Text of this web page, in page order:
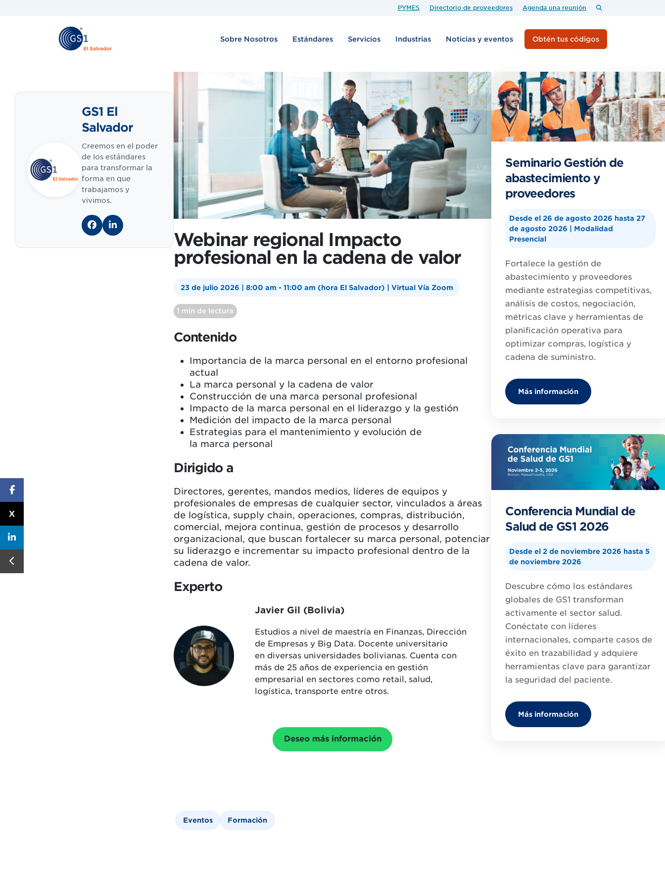
PYMES Directorio de proveedores Agenda una reunión
Sobre Nosotros Estándares Servicios Industrias Noticias y eventos Obtén tus códigos
GS1 El
Salvador
Creemos en el poder
de los estándares
para transformar la
forma en que
trabajamos y
vivimos.
Webinar regional Impacto
profesional en la cadena de valor
23 de julio 2026 | 8:00 am - 11:00 am (hora El Salvador) | Virtual Vía Zoom
1 min de lectura
Contenido
Importancia de la marca personal en el entorno profesional
actual
La marca personal y la cadena de valor
Construcción de una marca personal profesional
Impacto de la marca personal en el liderazgo y la gestión
Medición del impacto de la marca personal
Estrategias para el mantenimiento y evolución de
la marca personal
Dirigido a
Directores, gerentes, mandos medios, líderes de equipos y
profesionales de empresas de cualquier sector, vinculados a áreas
de logística, supply chain, operaciones, compras, distribución,
comercial, mejora continua, gestión de procesos y desarrollo
organizacional, que buscan fortalecer su marca personal, potenciar
su liderazgo e incrementar su impacto profesional dentro de la
cadena de valor.
Experto
Javier Gil (Bolivia)
Estudios a nivel de maestría en Finanzas, Dirección
de Empresas y Big Data. Docente universitario
en diversas universidades bolivianas. Cuenta con
más de 25 años de experiencia en gestión
empresarial en sectores como retail, salud,
logística, transporte entre otros.
Deseo más información
Eventos Formación
Seminario Gestión de
abastecimiento y
proveedores
Desde el 26 de agosto 2026 hasta 27
de agosto 2026 | Modalidad
Presencial
Fortalece la gestión de
abastecimiento y proveedores
mediante estrategias competitivas,
análisis de costos, negociación,
métricas clave y herramientas de
planificación operativa para
optimizar compras, logística y
cadena de suministro.
Más información
Conferencia Mundial de
Salud de GS1 2026
Desde el 2 de noviembre 2026 hasta 5
de noviembre 2026
Descubre cómo los estándares
globales de GS1 transforman
activamente el sector salud.
Conéctate con líderes
internacionales, comparte casos de
éxito en trazabilidad y adquiere
herramientas clave para garantizar
la seguridad del paciente.
Más información
X